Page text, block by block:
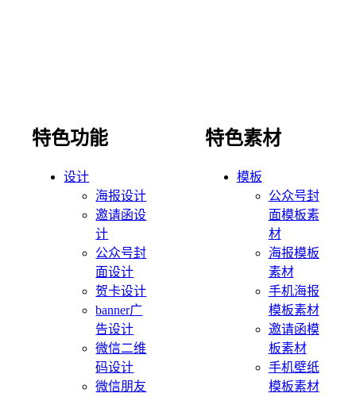
特色功能
设计
海报设计
邀请函设
计
公众号封
面设计
贺卡设计
banner广
告设计
微信二维
码设计
微信朋友
特色素材
模板
公众号封
面模板素
材
海报模板
素材
手机海报
模板素材
邀请函模
板素材
手机壁纸
模板素材